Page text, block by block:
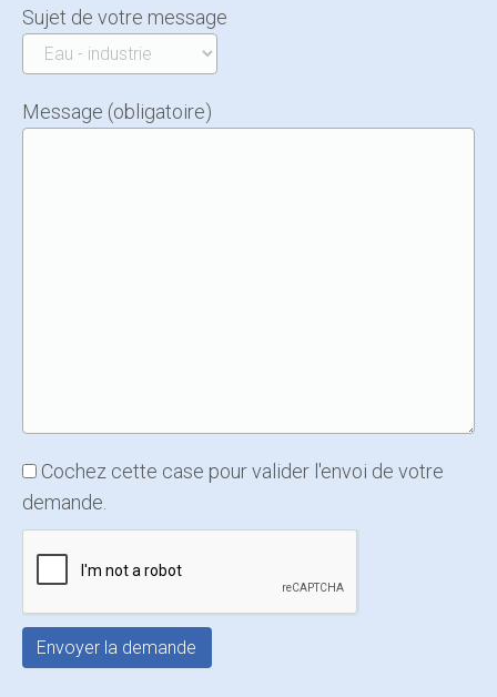
Sujet de votre message
Message (obligatoire)
Cochez cette case pour valider l'envoi de votre
demande.